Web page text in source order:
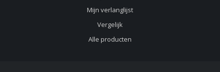
Mijn verlanglijst
Vergelijk
Alle producten